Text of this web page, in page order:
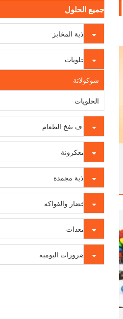
جميع الحلول
أغذية المخابز
الحلويات
شوكولاتة
الحلويات
قذف نفخ الطعام
المعكرونة
أغذية مجمدة
الخضار والفواكه
المعدات
الضرورات اليوميه